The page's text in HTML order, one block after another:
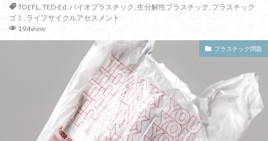
TOEFL, TED-Ed, バイオプラスチック, 生分解性プラスチック, プラスチック
ゴミ , ライフサイクルアセスメント
194view
プラスチック問題